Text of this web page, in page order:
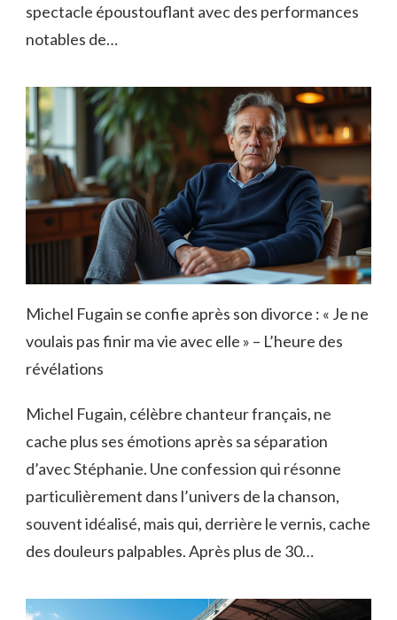
spectacle époustouflant avec des performances
notables de…
Michel Fugain se confie après son divorce : « Je ne
voulais pas finir ma vie avec elle » – L’heure des
révélations
Michel Fugain, célèbre chanteur français, ne
cache plus ses émotions après sa séparation
d’avec Stéphanie. Une confession qui résonne
particulièrement dans l’univers de la chanson,
souvent idéalisé, mais qui, derrière le vernis, cache
des douleurs palpables. Après plus de 30…